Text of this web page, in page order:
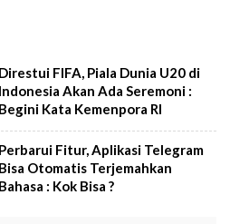
Direstui FIFA, Piala Dunia U20 di
Indonesia Akan Ada Seremoni :
Begini Kata Kemenpora RI
Perbarui Fitur, Aplikasi Telegram
Bisa Otomatis Terjemahkan
Bahasa : Kok Bisa ?